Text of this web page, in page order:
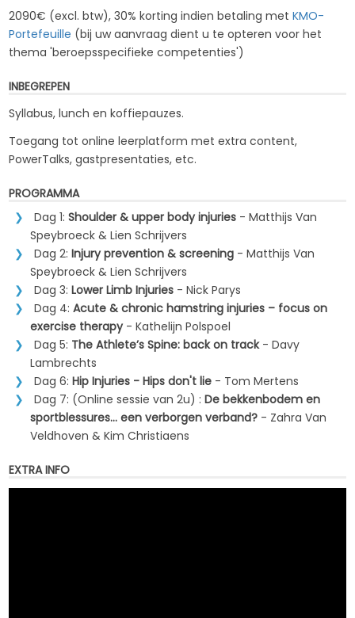
2090€ (excl. btw), 30% korting indien betaling metKMO-
Portefeuille (bij uw aanvraag dient u te opteren voor het
thema 'beroepsspecifieke competenties')
INBEGREPEN
Syllabus, lunch en koffiepauzes.
Toegang tot online leerplatform met extra content,
PowerTalks, gastpresentaties, etc.
PROGRAMMA
Dag 1:Shoulder & upper body injuries - Matthijs Van
Speybroeck & Lien Schrijvers
Dag 2:Injury prevention & screening - Matthijs Van
Speybroeck & Lien Schrijvers
Dag 3:Lower Limb Injuries - Nick Parys
Dag 4:Acute & chronic hamstring injuries – focus on
exercise therapy - Kathelijn Polspoel
Dag 5: The Athlete’s Spine: back on track- Davy
Lambrechts
Dag 6:Hip Injuries - Hips don't lie - Tom Mertens
Dag 7: (Online sessie van 2u) :De bekkenbodem en
sportblessures… een verborgen verband? - Zahra Van
Veldhoven & Kim Christiaens
EXTRA INFO